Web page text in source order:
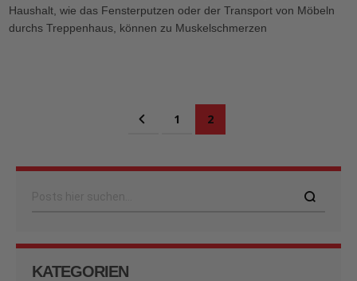
Haushalt, wie das Fensterputzen oder der Transport von Möbeln
durchs Treppenhaus, können zu Muskelschmerzen
Seite
ZurückSeite
1 Sie lesen gerade Seite
2
KATEGORIEN